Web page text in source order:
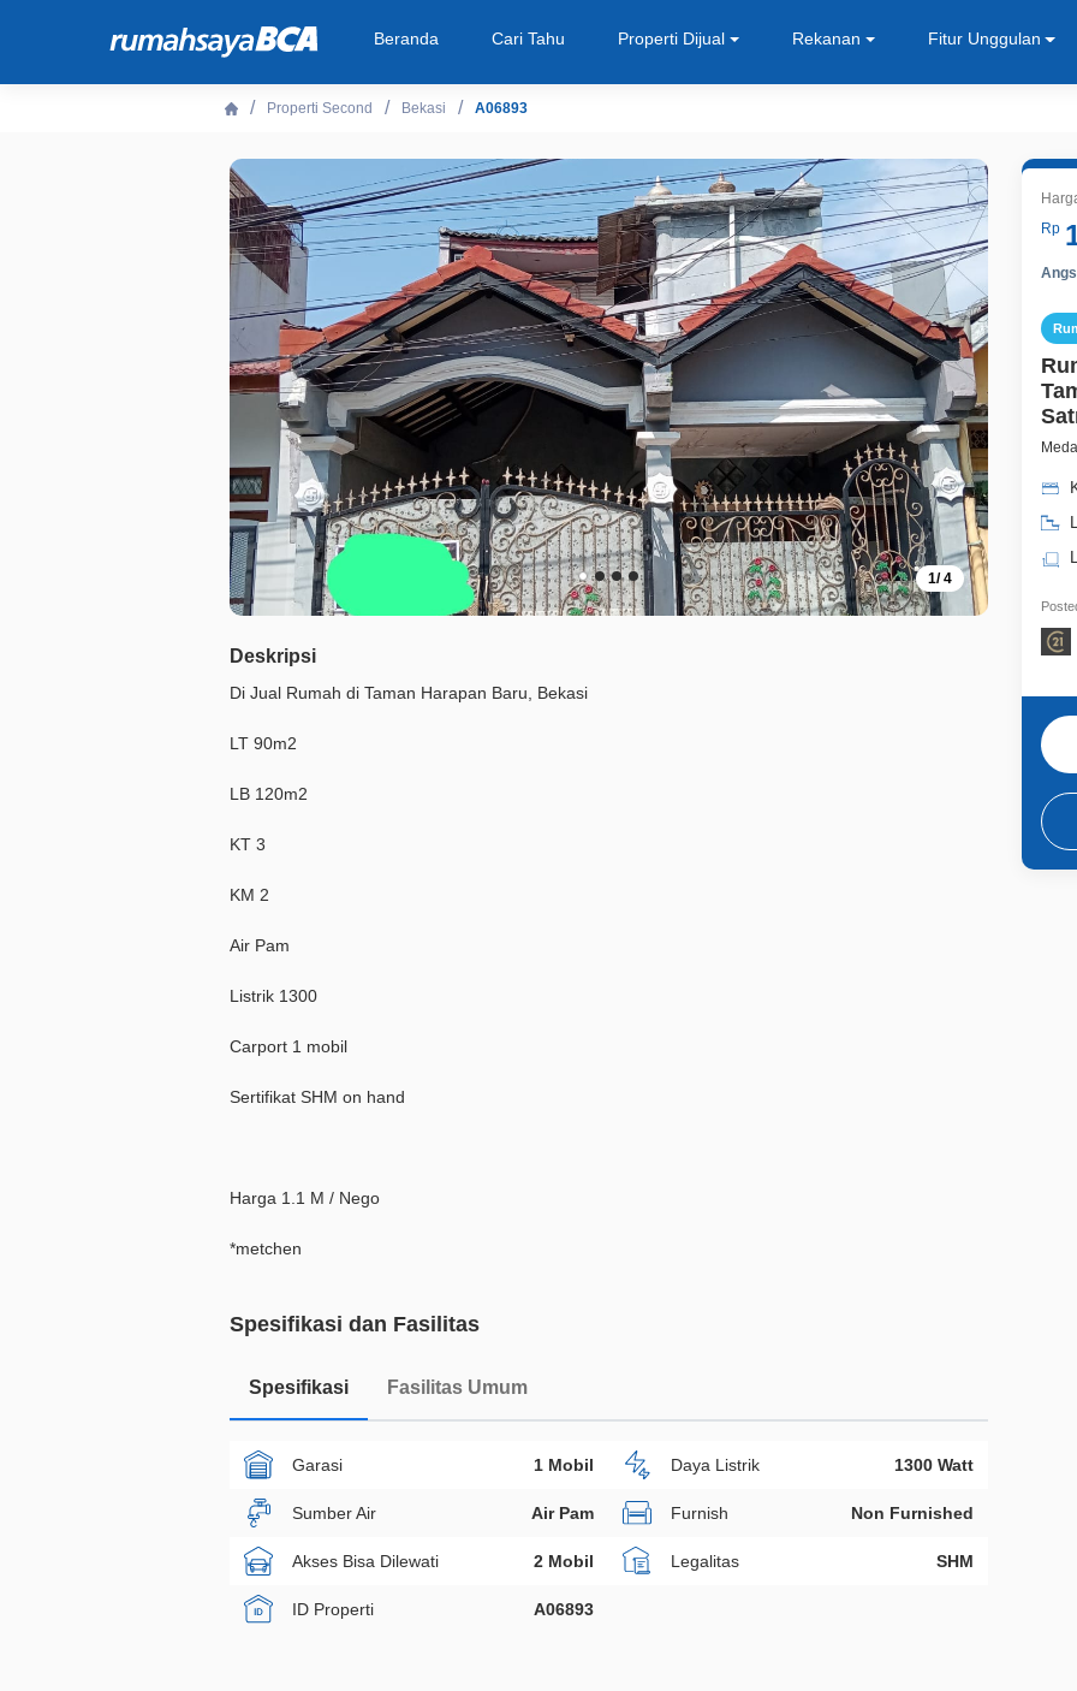
Beranda Cari Tahu Properti Dijual Rekanan Fitur Unggulan
Properti Second Bekasi A06893
1/4
Deskripsi
Di Jual Rumah di Taman Harapan Baru, Bekasi
LT 90m2
LB 120m2
KT 3
KM 2
Air Pam
Listrik 1300
Carport 1 mobil
Sertifikat SHM on hand
Harga 1.1 M / Nego
*metchen
Spesifikasi dan Fasilitas
Spesifikasi Fasilitas Umum
Garasi 1 Mobil Daya Listrik 1300 Watt
Sumber Air Air Pam Furnish Non Furnished
Akses Bisa Dilewati 2 Mobil Legalitas SHM
ID Properti A06893
Rp